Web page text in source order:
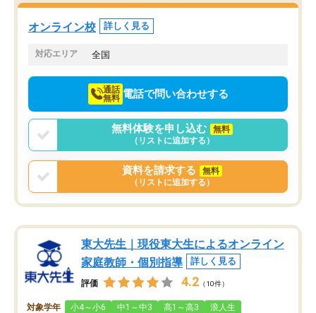
塾を受けています。狙い通り、少しず
つ成績も上がり、苦手意識も無くなっ
てきたので、さらに苦手な数学も追加
でお願いしました。来年の高校受験に
オンライン校 詳しく見る
対応エリア 全国
通話
無料 電話で問い合わせする
無料体験を申し込む
無料
（リストに追加する）
資料を請求する
無料
（リストに追加する）
東大先生｜現役東大生によるオンライン
家庭教師・個別指導
詳しく見る
評価 4.2 （10件）
対象学年 小4～小6 中1～中3 高1～高3 浪人生